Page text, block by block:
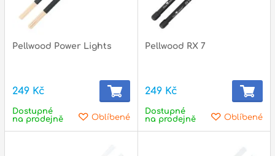
Pellwood Power Lights
249 Kč
Oblíbené
Dostupné
na prodejně
Pellwood RX 7
249 Kč
Oblíbené
Dostupné
na prodejně